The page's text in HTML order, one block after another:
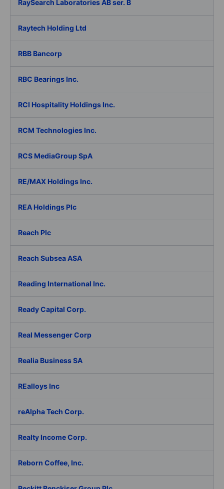
RaySearch Laboratories AB ser. B
Raytech Holding Ltd
RBB Bancorp
RBC Bearings Inc.
RCI Hospitality Holdings Inc.
RCM Technologies Inc.
RCS MediaGroup SpA
RE/MAX Holdings Inc.
REA Holdings Plc
Reach Plc
Reach Subsea ASA
Reading International Inc.
Ready Capital Corp.
Real Messenger Corp
Realia Business SA
REalloys Inc
reAlpha Tech Corp.
Realty Income Corp.
Reborn Coffee, Inc.